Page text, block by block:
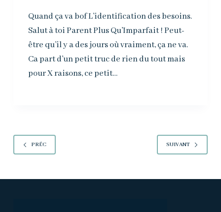
Quand ça va bof L’identification des besoins.
Salut à toi Parent Plus Qu’Imparfait ! Peut-
être qu’il y a des jours où vraiment, ça ne va.
Ca part d’un petit truc de rien du tout mais
pour X raisons, ce petit…
PRÉC SUIVANT